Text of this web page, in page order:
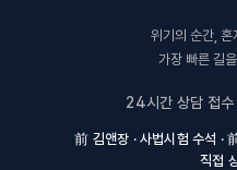
위기의 순간, 혼
가장 빠른 길
24시간 상담 접수
前 김앤장 · 사법시험 수석 ·
직접